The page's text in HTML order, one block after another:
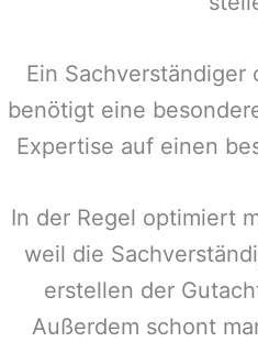
Ein
benötigt eine
Expertise auf einen
In der Regel optimiert
weil die
erstellen der
Außerdem schont